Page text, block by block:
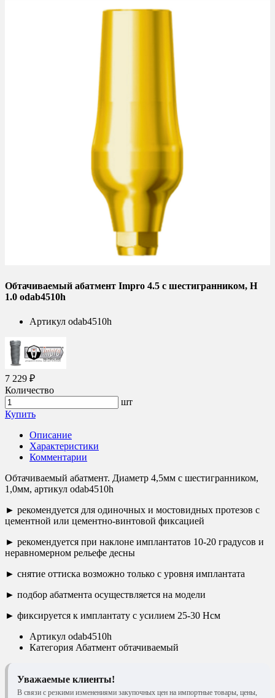
Обтачиваемый абатмент Impro 4.5 с шестигранником, H
1.0 odab4510h
Артикул odab4510h
7 229 ₽
Количество
шт
Купить
Описание
Характеристики
Комментарии
Обтачиваемый абатмент. Диаметр 4,5мм с шестигранником,
1,0мм, артикул odab4510h
► рекомендуется для одиночных и мостовидных протезов с
цементной или цементно-винтовой фиксацией
► рекомендуется при наклоне имплантатов 10-20 градусов и
неравномерном рельефе десны
► снятие оттиска возможно только с уровня имплантата
► подбор абатмента осуществляется на модели
► фиксируется к имплантату с усилием 25-30 Нсм
Артикул odab4510h
Категория Абатмент обтачиваемый
Уважаемые клиенты!
В связи с резкими изменениями закупочных цен на импортные товары, цены,